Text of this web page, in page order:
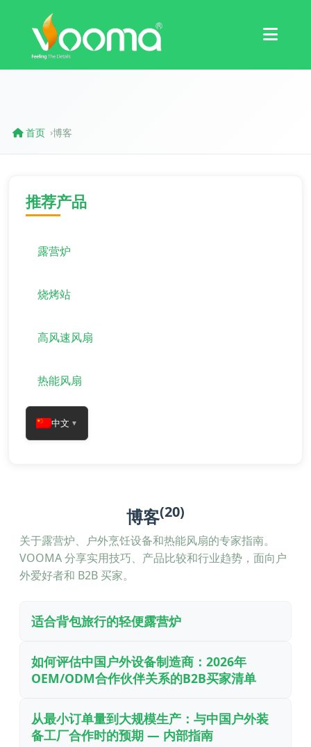
认证
案例研究
首页 ›博客
推荐产品
露营炉
烧烤站
高风速风扇
热能风扇
中文 ▼
博客(20)
关于露营炉、户外烹饪设备和热能风扇的专家指南。
VOOMA 分享实用技巧、产品比较和行业趋势，面向户
外爱好者和 B2B 买家。
适合背包旅行的轻便露营炉
如何评估中国户外设备制造商：2026年
OEM/ODM合作伙伴关系的B2B买家清单
从最小订单量到大规模生产：与中国户外装
备工厂合作时的预期 — 内部指南